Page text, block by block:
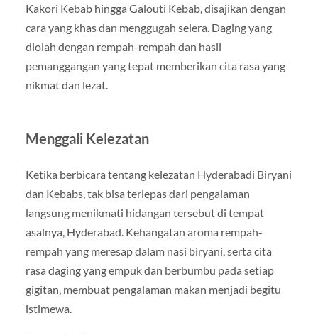
Kakori Kebab hingga Galouti Kebab, disajikan dengan
cara yang khas dan menggugah selera. Daging yang
diolah dengan rempah-rempah dan hasil
pemanggangan yang tepat memberikan cita rasa yang
nikmat dan lezat.
Menggali Kelezatan
Ketika berbicara tentang kelezatan Hyderabadi Biryani
dan Kebabs, tak bisa terlepas dari pengalaman
langsung menikmati hidangan tersebut di tempat
asalnya, Hyderabad. Kehangatan aroma rempah-
rempah yang meresap dalam nasi biryani, serta cita
rasa daging yang empuk dan berbumbu pada setiap
gigitan, membuat pengalaman makan menjadi begitu
istimewa.